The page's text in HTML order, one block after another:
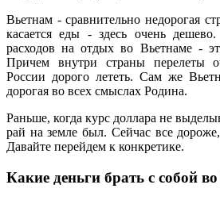
Вьетнам - сравнительно недорогая
касается еды - здесь очень
расходов на отдых во Вьетнаме -
Причем внутри страны перелеты
России дорого лететь. Сам же
дорогая во всех смыслах Родина.
Раньше, когда курс доллара не
рай на земле был. Сейчас все
Давайте перейдем к конкретике.
Какие деньги брать с собой